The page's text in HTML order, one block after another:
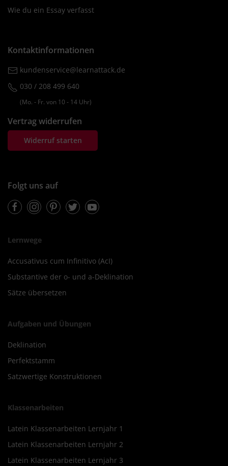
Wie du ein Essay verfasst
Kontaktinformationen
kundenservice@learnattack.de
030 / 208 499 640
(Mo. ‐ Fr. von 10 ‐ 14 Uhr)
Vertrag widerrufen
Widerruf starten
Folgt uns auf
FacebookInstagramPinterestTwitterYoutube
Lernwege
Accusativus cum Infinitivo (AcI)
Substantive der o- und a-Deklination
Sätze übersetzen
Aufgaben und Übungen
Deklination
Perfektstamm
Satzwertige Konstruktionen
Klassenarbeiten
Latein Klassenarbeiten Lernjahr 1
Latein Klassenarbeiten Lernjahr 2
Latein Klassenarbeiten Lernjahr 3